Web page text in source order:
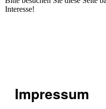
Interesse!
Impressum